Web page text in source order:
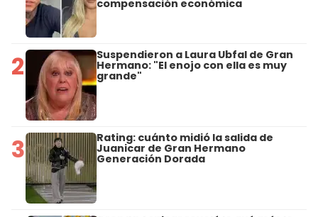
compensación económica
2 Suspendieron a Laura Ubfal de Gran
Hermano: "El enojo con ella es muy
grande"
3 Rating: cuánto midió la salida de
Juanicar de Gran Hermano
Generación Dorada